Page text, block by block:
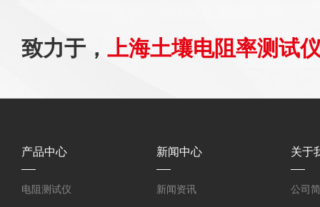
致力于， 上海土壤电阻率测试
产品中心
电阻测试仪
新闻中心
新闻资讯
关于
公司